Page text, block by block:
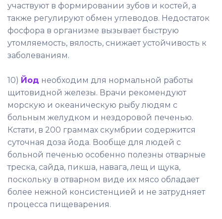
участвуют в формировании зубов и костей, а
также регулируют обмен углеводов. Недостаток
фосфора в организме вызывает быструю
утомляемость, вялость, снижает устойчивость к
заболеваниям.
10) Йод необходим для нормальной работы
щитовидной железы. Врачи рекомендуют
морскую и океаническую рыбу людям с
больным желудком и нездоровой печенью.
Кстати, в 200 граммах скумбрии содержится
суточная доза йода. Вообще для людей с
больной печенью особенно полезны отварные
треска, сайда, пикша, навага, лещ и щука,
поскольку в отварном виде их мясо обладает
более нежной консистенцией и не затрудняет
процесса пищеварения.